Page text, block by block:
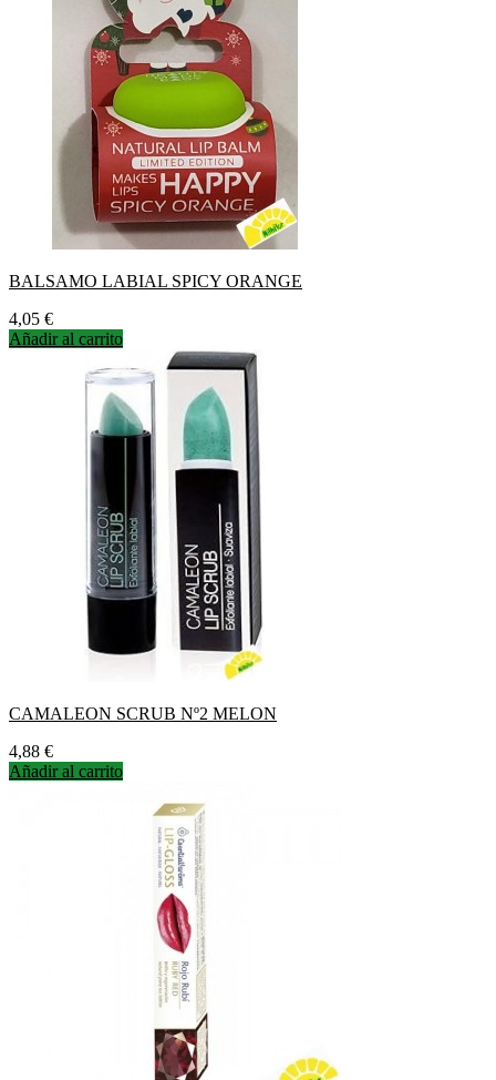
BALSAMO LABIAL SPICY ORANGE
Precio
4,05 €
Añadir al carrito
CAMALEON SCRUB Nº2 MELON
Precio
4,88 €
Añadir al carrito